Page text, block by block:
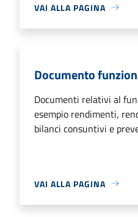
VAI ALLA PAGINA
Documento
Documenti relativi al
esempio rendimenti,
bilanci consuntivi e
VAI ALLA PAGINA